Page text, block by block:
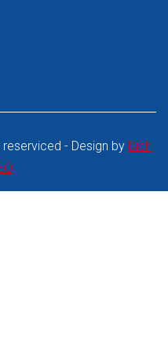
- Design by Dich